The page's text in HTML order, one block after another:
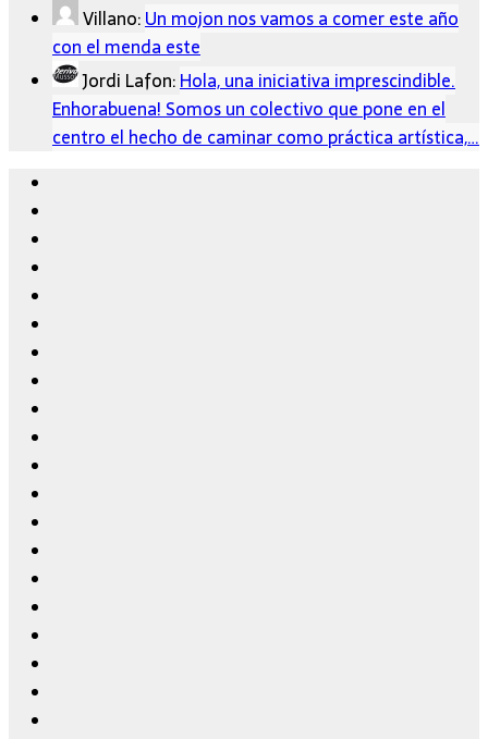
Villano:Un mojon nos vamos a comer este año
con el menda este
Jordi Lafon:Hola, una iniciativa imprescindible.
Enhorabuena! Somos un colectivo que pone en el
centro el hecho de caminar como práctica artística,…